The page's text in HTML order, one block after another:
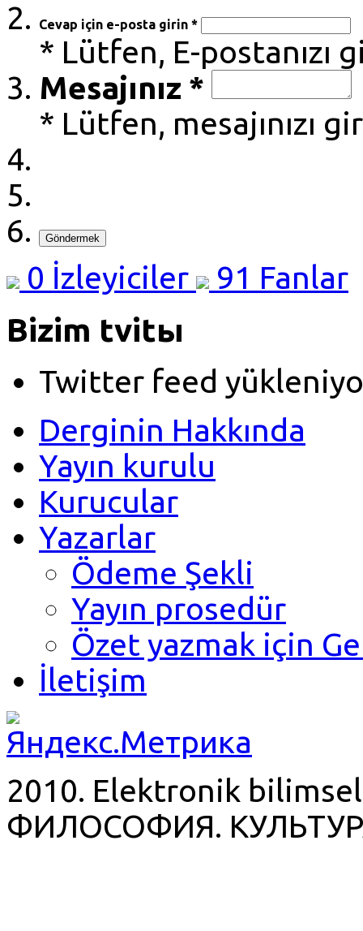
Cevap için e-posta girin *
* Lütfen, E-postanızı
Mesajınız *
* Lütfen, mesajınızı
Göndermek
0 İzleyiciler 91 Fanlar
Bizim tvitы
Twitter feed
Derginin Hakkında
Yayın kurulu
Kurucular
Yazarlar
Ödeme Şekli
Yayın prosedür
Özet yazmak için
İletişim
2010. Elektronik bilimsel
ФИЛОСОФИЯ.